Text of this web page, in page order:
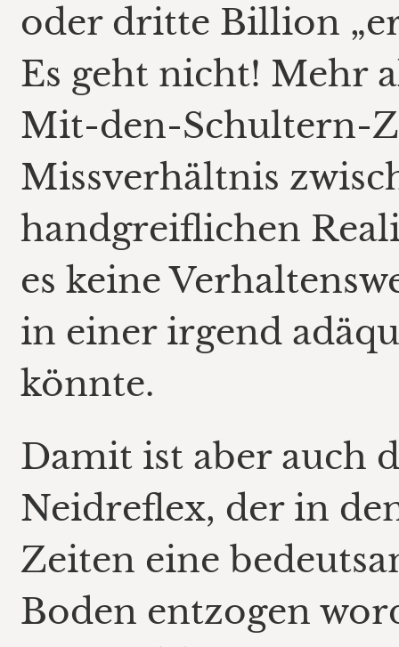
oder dritte Billion
Es geht nicht! Mehr
Mit-den-Schultern-
Missverhältnis
handgreiflichen
es keine
in einer irgend
könnte.
Damit ist aber auch
Neidreflex, der in
Zeiten eine
Boden entzogen